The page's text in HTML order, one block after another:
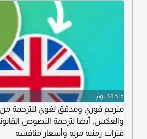
منذ 24 يوم
مترجم فوري ومدقق لغوي للترجمة من
والعكس. أيضا لترجمة النصوص
فترات زمنيه مرنه وأسعار منافسه